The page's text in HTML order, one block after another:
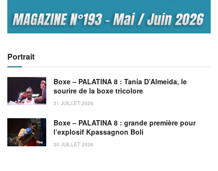
Portrait
Boxe – PALATINA 8 : Tania D’Almeida, le
sourire de la boxe tricolore
31 JUILLET 2026
Boxe – PALATINA 8 : grande première pour
l’explosif Kpassagnon Boli
30 JUILLET 2026